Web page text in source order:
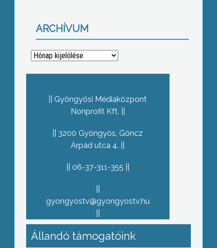
ARCHÍVUM
Archívum
Gyöngyösi Médiaközpont
Nonprofit Kft.
3200 Gyöngyös, Göncz
Árpád utca 4.
06-37-311-355
gyongyostv@gyongyostv.hu
Állandó támogatóink